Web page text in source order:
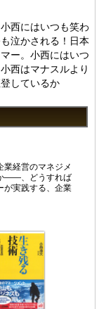
西にはいつも笑わ
泣かされる！日本
ー。小西にはいつ
西はマナスルより
しているか
業経営のマネジメ
――、どうすれば
実践する、企業